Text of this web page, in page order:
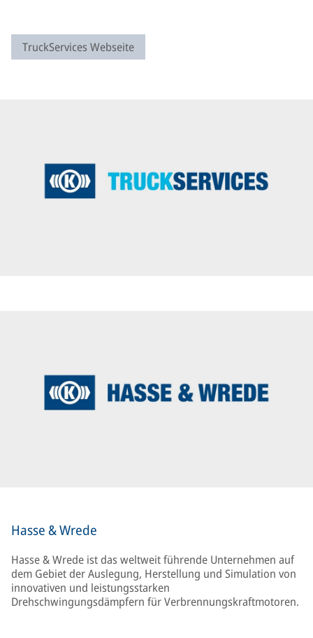
TruckServices Webseite
Hasse & Wrede
Hasse & Wrede ist das weltweit führende Unternehmen auf
dem Gebiet der Auslegung, Herstellung und Simulation von
innovativen und leistungsstarken
Drehschwingungsdämpfern für Verbrennungskraftmotoren.